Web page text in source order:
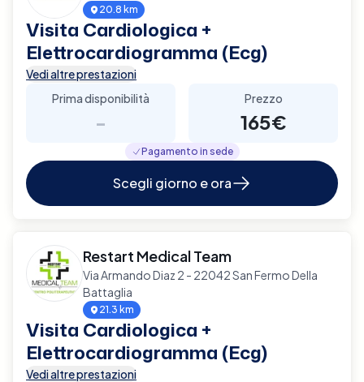
20.8 km
Visita Cardiologica +
Elettrocardiogramma (Ecg)
Vedi altre prestazioni
Prima disponibilità
-
Prezzo
165€
Pagamento in sede
Scegli giorno e ora
Restart Medical Team
Via Armando Diaz 2 - 22042 San Fermo Della
Battaglia
21.3 km
Visita Cardiologica +
Elettrocardiogramma (Ecg)
Vedi altre prestazioni